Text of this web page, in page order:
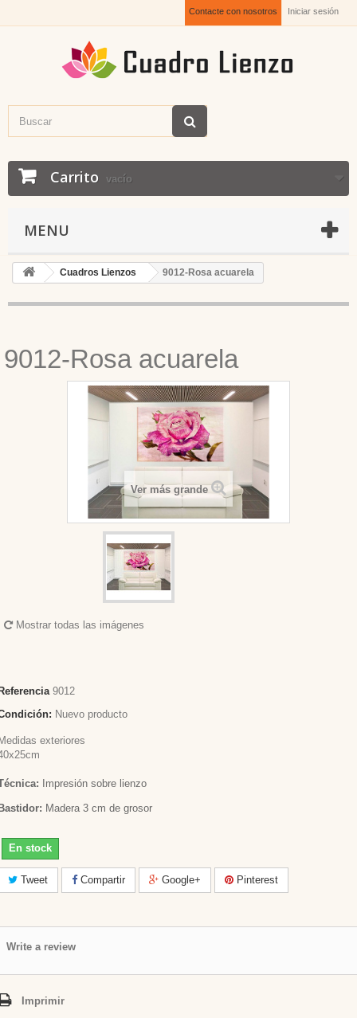
Iniciar sesión
Contacte con nosotros
Carrito vacío
MENU
Cuadros Lienzos 9012-Rosa acuarela
9012-Rosa acuarela
Ver más grande
Mostrar todas las imágenes
9012
Nuevo producto
exteriores
Impresión sobre lienzo
Madera 3 cm de grosor
En stock
Tweet Compartir Google+ Pinterest
Write a review
Imprimir